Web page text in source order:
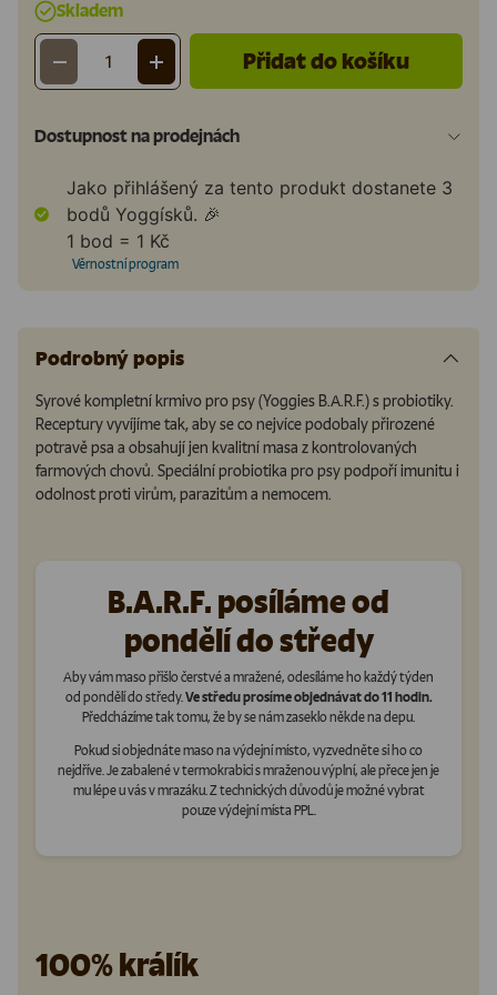
Skladem
Množství
- + Přidat do košíku
Dostupnost na prodejnách
Jako přihlášený za tento produkt dostanete 3
bodů Yoggísků. 🎉
1 bod = 1 Kč
Věrnostní program
Podrobný popis
Syrové kompletní krmivo pro psy (Yoggies B.A.R.F.) s probiotiky.
Receptury vyvíjíme tak, aby se co nejvíce podobaly přirozené
potravě psa a obsahují jen kvalitní masa z kontrolovaných
farmových chovů. Speciální probiotika pro psy podpoří imunitu i
odolnost proti virům, parazitům a nemocem.
B.A.R.F. posíláme od
pondělí do středy
Aby vám maso přišlo čerstvé a mražené, odesíláme ho každý týden
od pondělí do středy.Ve středu prosíme objednávat do 11 hodin.
Předcházíme tak tomu, že by se nám zaseklo někde na depu.
Pokud si objednáte maso na výdejní místo, vyzvedněte si ho co
nejdříve. Je zabalené v termokrabici s mraženou výplní, ale přece jen je
mu lépe u vás v mrazáku. Z technických důvodů je možné vybrat
pouze výdejní místa PPL.
100% králík